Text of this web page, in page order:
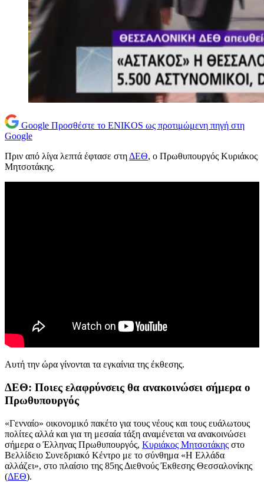
Google Προσθέστε το ENIKOS ως προτιμώμενη πηγή στη
Google
Πριν από λίγα λεπτά έφτασε στη ΔΕΘ, ο Πρωθυπουργός Κυριάκος
Μητσοτάκης.
Αυτή την ώρα γίνονται τα εγκαίνια της έκθεσης.
ΔΕΘ: Ποιες ελαφρύνσεις θα ανακοινώσει σήμερα ο
Πρωθυπουργός
«Γενναίο» οικονομικό πακέτο για τους νέους και τους ευάλωτους
πολίτες αλλά και για τη μεσαία τάξη αναμένεται να ανακοινώσει
σήμερα ο Έλληνας Πρωθυπουργός, Κυριάκος Μητσοτάκης στο
Βελλίδειο Συνεδριακό Κέντρο με το σύνθημα «Η Ελλάδα
αλλάζει», στο πλαίσιο της 85ης Διεθνούς Έκθεσης Θεσσαλονίκης
(ΔΕΘ).